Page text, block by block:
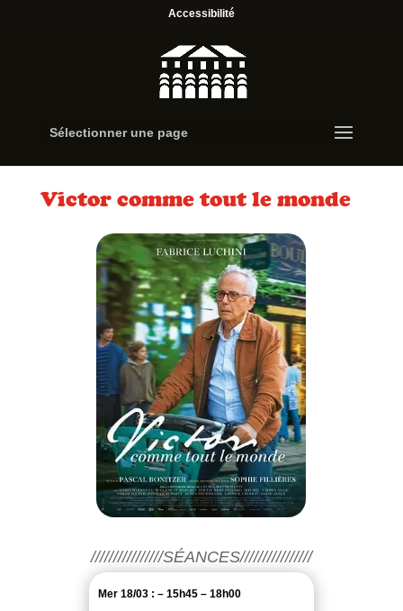
Accessibilité
Sélectionner une page
Victor comme tout le monde
////////////////SÉANCES////////////////
Mer 18/03 : – 15h45 – 18h00